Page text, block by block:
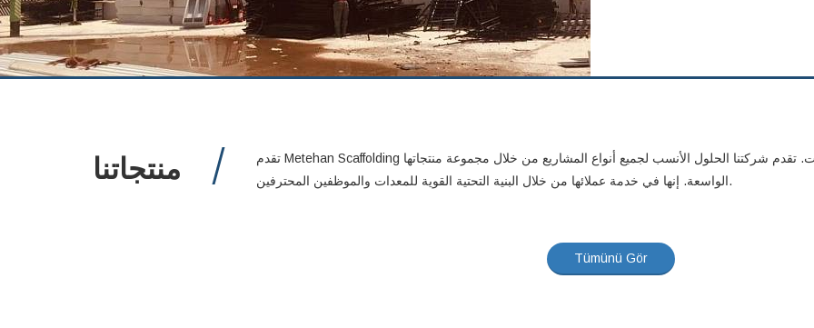
منتجاتنا
تقدم Metehan Scaffolding مساهمات كبيرة في تنمية البلاد في قطاع السقالات والشدات. تقدم شركتنا الحلول الأنسب لجميع أنواع المشاريع من خلال مجموعة منتجاتها
الواسعة. إنها في خدمة عملائها من خلال البنية التحتية القوية للمعدات والموظفين المحترفين.
Tümünü Gör